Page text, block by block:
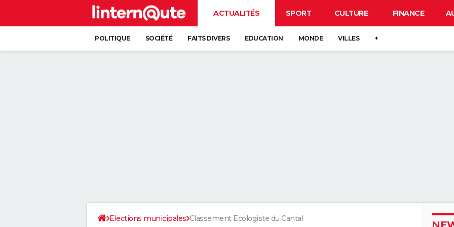
ACTUALITÉS SPORT CULTURE FINANCE
POLITIQUE SOCIÉTÉ FAITS DIVERS EDUCATION MONDE VILLES +
Elections municipales Classement Ecologiste du Cantal